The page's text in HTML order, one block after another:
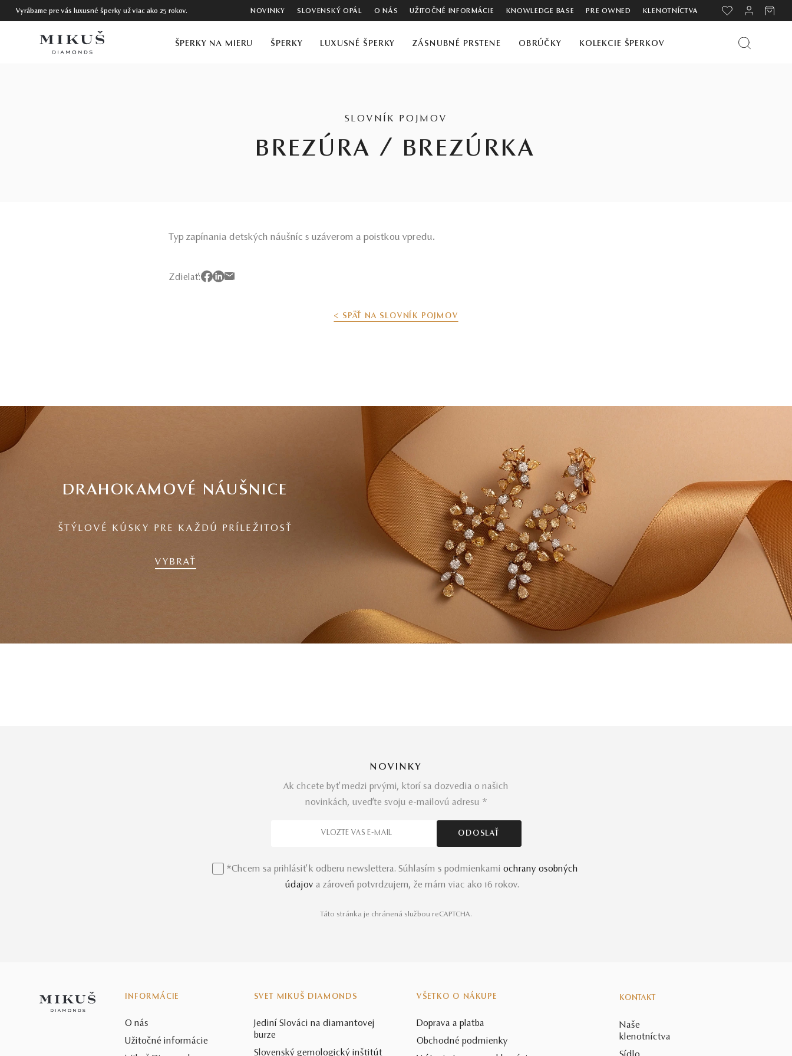
Vyrábame pre vás luxusné šperky už viac ako 25 rokov. NOVINKY SLOVENSKÝ OPÁL O NÁS UŽITOČNÉ INFORMÁCIE KNOWLEDGE BASE PRE OWNED KLENOTNÍCTVA
ŠPERKY NA MIERU ŠPERKY LUXUSNÉ ŠPERKY ZÁSNUBNÉ PRSTENE OBRÚČKY KOLEKCIE ŠPERKOV
SLOVNÍK POJMOV
BREZÚRA / BREZÚRKA
Typ zapínania detských náušníc s uzáverom a poistkou vpredu.
Zdielať:
< SPÄŤ NA SLOVNÍK POJMOV
DRAHOKAMOVÉ NÁUŠNICE
ŠTÝLOVÉ KÚSKY PRE KAŽDÚ PRÍLEŽITOSŤ
VYBRAŤ
NOVINKY
Ak chcete byť medzi prvými, ktorí sa dozvedia o našich
novinkách, uveďte svoju e-mailovú adresu *
*Chcem sa prihlásiť k odberu newslettera. Súhlasím s podmienkami ochrany osobných
údajov a zároveň potvrdzujem, že mám viac ako 16 rokov.
Táto stránka je chránená službou reCAPTCHA.
INFORMÁCIE
O nás
Užitočné informácie
SVET MIKUŠ DIAMONDS
Jediní Slováci na diamantovej
burze
Slovenský gemologický inštitút
VŠETKO O NÁKUPE
Doprava a platba
Obchodné podmienky
KONTAKT
Naše
klenotníctva